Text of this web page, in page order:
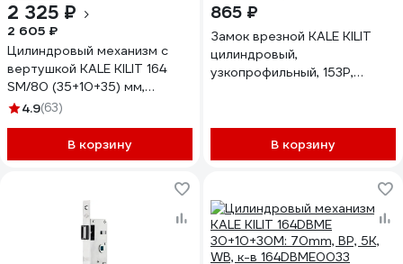
2 325 ₽
2 605 ₽
Цилиндровый механизм с
вертушкой KALE KILIT 164
SM/80 (35+10+35) мм,
никель, 5 кл. 25575
4.9(63)
В корзину
865 ₽
Замок врезной KALE KILIT
цилиндровый,
узкопрофильный, 153Р,
В корзину